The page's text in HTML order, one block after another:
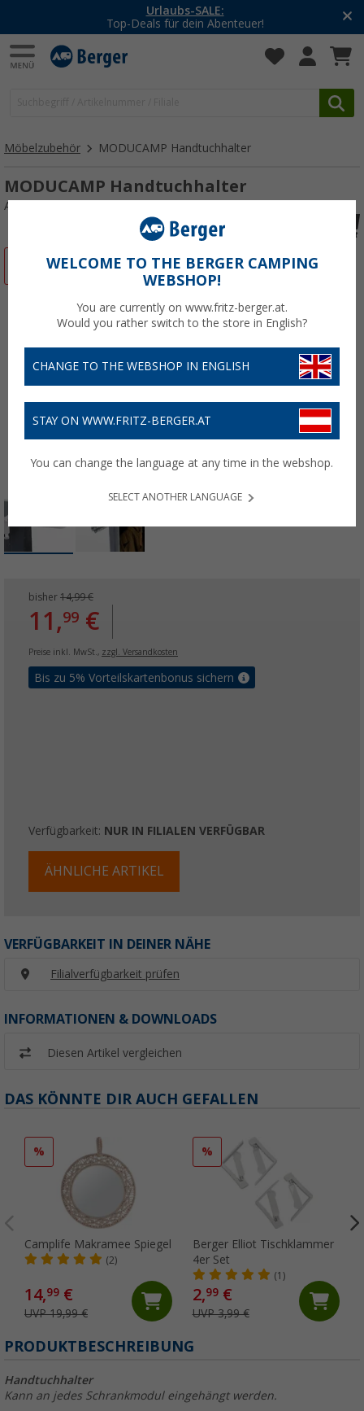
Urlaubs-SALE:
Top-Deals für dein Abenteuer!
Möbelzubehör MODUCAMP Handtuchhalter
MODUCAMP Handtuchhalter
Art.-Nr.: 728570
bisher 14,99 €
11,99 €
Preise inkl. MwSt., zzgl. Versandkosten
Bis zu 5% Vorteilskartenbonus sichern
Verfügbarkeit: NUR IN FILIALEN VERFÜGBAR
ÄHNLICHE ARTIKEL
VERFÜGBARKEIT IN DEINER NÄHE
Filialverfügbarkeit prüfen
INFORMATIONEN & DOWNLOADS
Diesen Artikel vergleichen
DAS KÖNNTE DIR AUCH GEFALLEN
%
Camplife Makramee Spiegel
(2)
14,99 €
UVP 19,99 €
%
Berger Elliot Tischklammer
4er Set
(1)
2,99€
UVP 3,99 €
PRODUKTBESCHREIBUNG
Handtuchhalter
Kann an jedes Schrankmodul eingehängt werden.
WELCOME TO THE BERGER CAMPING
WEBSHOP!
You are currently on www.fritz-berger.at.
Would you rather switch to the store in English?
CHANGE TO THE WEBSHOP IN ENGLISH
STAY ON WWW.FRITZ-BERGER.AT
You can change the language at any time in the webshop.
SELECT ANOTHER LANGUAGE